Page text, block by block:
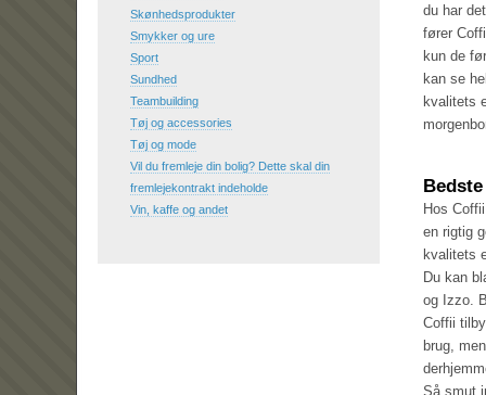
du har
fører
kun de
kan se
kvalitets
Hos
en rigtig
kvalitets
Du kan
og Izzo.
Coffii
brug,
Så smut
Skønhedsprodukter
Smykker og ure
Sport
Sundhed
Teambuilding
Tøj og accessories
Tøj og mode
Vil du fremleje din bolig? Dette skal din
fremlejekontrakt indeholde
Vin, kaffe og andet